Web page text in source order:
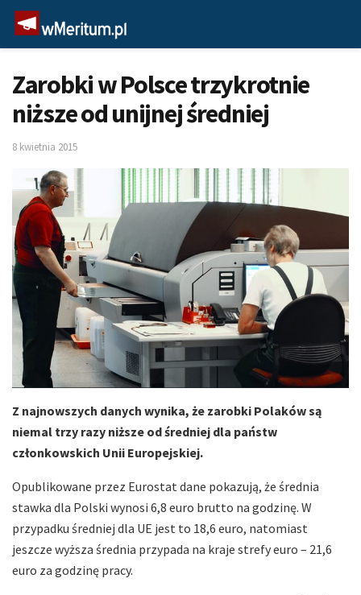
Zarobki w Polsce trzykrotnie
niższe od unijnej średniej
8 kwietnia 2015
Z najnowszych danych wynika, że zarobki Polaków są
niemal trzy razy niższe od średniej dla państw
członkowskich Unii Europejskiej.
Opublikowane przez Eurostat dane pokazują, że średnia
stawka dla Polski wynosi 6,8 euro brutto na godzinę. W
przypadku średniej dla UE jest to 18,6 euro, natomiast
jeszcze wyższa średnia przypada na kraje strefy euro – 21,6
euro za godzinę pracy.